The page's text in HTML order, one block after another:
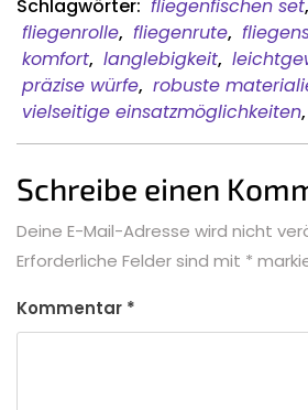
Schlagwörter: fliegenfischen set,
fliegenrolle, fliegenrute,
komfort, langlebigkeit,
präzise würfe, robuste
vielseitige einsatzmöglichkeiten,
Schreibe einen
Deine E-Mail-Adresse wird nicht
Erforderliche Felder sind mit *
Kommentar *